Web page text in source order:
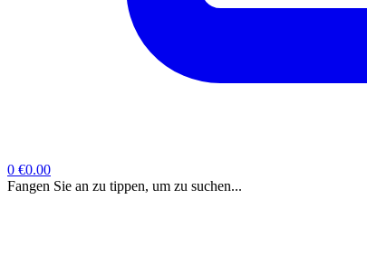
0 €0.00
Fangen Sie an zu tippen, um zu suchen...